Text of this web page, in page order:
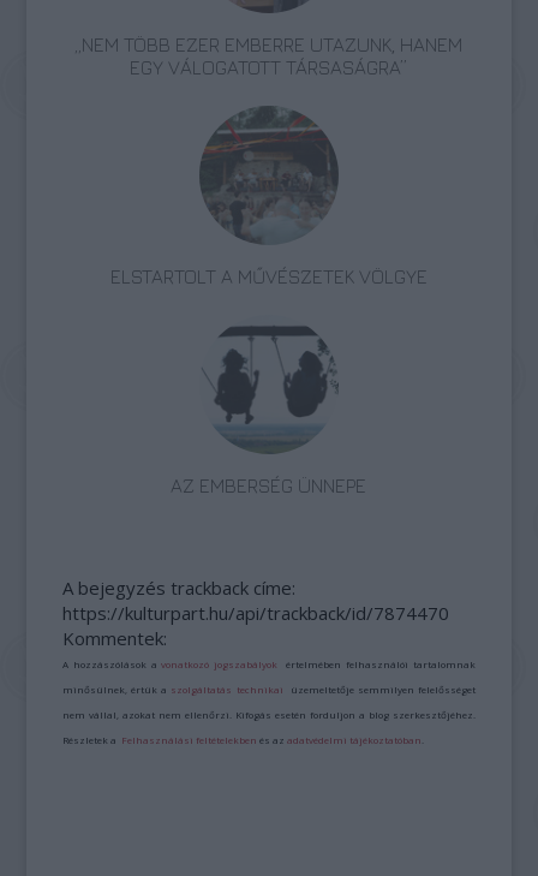
„NEM TÖBB EZER EMBERRE UTAZUNK, HANEM
EGY VÁLOGATOTT TÁRSASÁGRA”
ELSTARTOLT A MŰVÉSZETEK VÖLGYE
AZ EMBERSÉG ÜNNEPE
A bejegyzés trackback címe:
https://kulturpart.hu/api/trackback/id/7874470
Kommentek:
A hozzászólások avonatkozó jogszabályok értelmében felhasználói tartalomnak
minősülnek, értük a szolgáltatás technikai üzemeltetője semmilyen felelősséget
nem vállal, azokat nem ellenőrzi. Kifogás esetén forduljon a blog szerkesztőjéhez.
Részletek a Felhasználási feltételekben és azadatvédelmi tájékoztatóban